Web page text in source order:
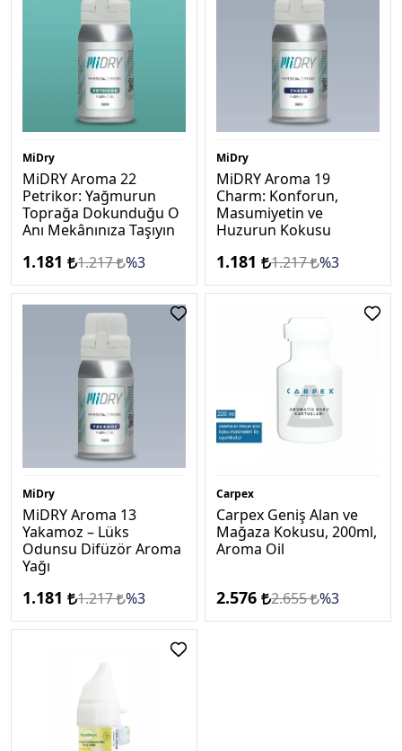
MiDry
MiDRY Aroma 22
Petrikor: Yağmurun
Toprağa Dokunduğu O
Anı Mekânınıza Taşıyın
1.181 1.217 %3
MiDry
MiDRY Aroma 19
Charm: Konforun,
Masumiyetin ve
Huzurun Kokusu
1.181 1.217 %3
MiDry
MiDRY Aroma 13
Yakamoz – Lüks
Odunsu Difüzör Aroma
Yağı
1.181 1.217 %3
Carpex
Carpex Geniş Alan ve
Mağaza Kokusu, 200ml,
Aroma Oil
2.576 2.655 %3